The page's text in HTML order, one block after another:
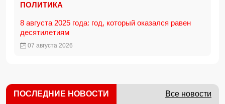
ПОЛИТИКА
8 августа 2025 года: год, который оказался равен
десятилетиям
07 августа 2026
ПОСЛЕДНИЕ НОВОСТИ Все новости